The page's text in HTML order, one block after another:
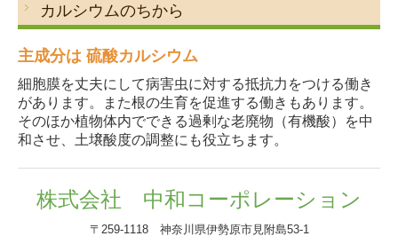
カルシウムのちから
主成分は 硫酸カルシウム
細胞膜を丈夫にして病害虫に対する抵抗力をつける働き
があります。また根の生育を促進する働きもあります。
そのほか植物体内でできる過剰な老廃物（有機酸）を中
和させ、土壌酸度の調整にも役立ちます。
株式会社 中和コーポレーション
〒259-1118 神奈川県伊勢原市見附島53-1